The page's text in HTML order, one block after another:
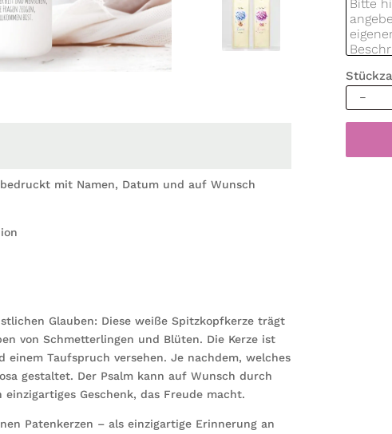
mit Namen, Datum und auf Wunsch
Glauben: Diese weiße Spitzkopfkerze trägt
von Schmetterlingen und Blüten. Die Kerze ist
Taufspruch versehen. Je nachdem, welches
gestaltet. Der Psalm kann auf Wunsch durch
Geschenk, das Freude macht.
Patenkerzen – als einzigartige Erinnerung an